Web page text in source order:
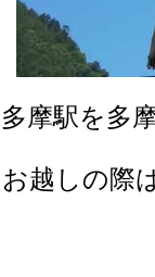
摩駅を多
越しの際